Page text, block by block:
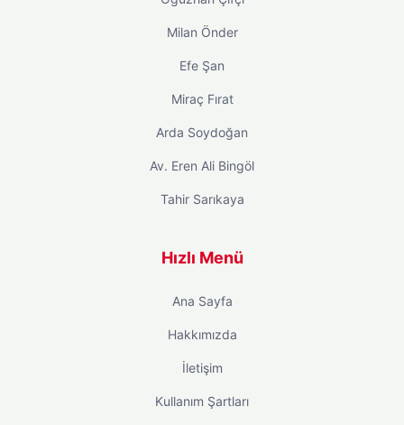
Milan Önder
Efe Şan
Miraç Fırat
Arda Soydoğan
Av. Eren Ali Bingöl
Tahir Sarıkaya
Hızlı Menü
Ana Sayfa
Hakkımızda
İletişim
Kullanım Şartları